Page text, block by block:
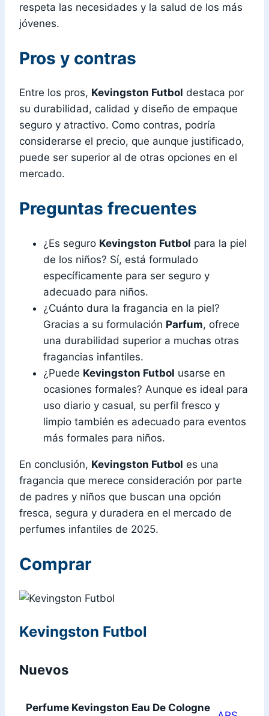
respeta las necesidades y la salud de los más
jóvenes.
Pros y contras
Entre los pros, Kevingston Futbol destaca por
su durabilidad, calidad y diseño de empaque
seguro y atractivo. Como contras, podría
considerarse el precio, que aunque justificado,
puede ser superior al de otras opciones en el
mercado.
Preguntas frecuentes
¿Es seguro Kevingston Futbol para la piel
de los niños? Sí, está formulado
específicamente para ser seguro y
adecuado para niños.
¿Cuánto dura la fragancia en la piel?
Gracias a su formulación Parfum, ofrece
una durabilidad superior a muchas otras
fragancias infantiles.
¿Puede Kevingston Futbol usarse en
ocasiones formales? Aunque es ideal para
uso diario y casual, su perfil fresco y
limpio también es adecuado para eventos
más formales para niños.
En conclusión, Kevingston Futbol es una
fragancia que merece consideración por parte
de padres y niños que buscan una opción
fresca, segura y duradera en el mercado de
perfumes infantiles de 2025.
Comprar
Kevingston Futbol
Nuevos
Perfume Kevingston Eau De Cologne